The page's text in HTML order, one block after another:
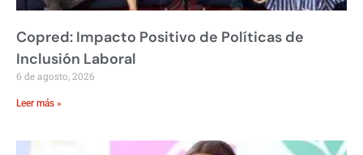
Copred: Impacto Positivo de Políticas de
Inclusión Laboral
6 de agosto, 2026
Leer más »